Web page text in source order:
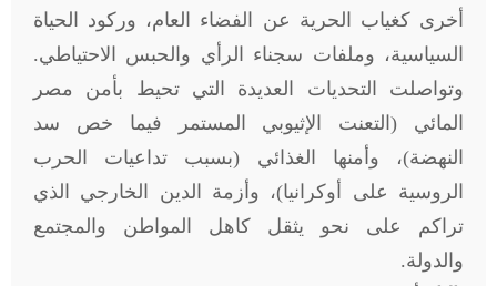
أخرى كغياب الحرية عن الفضاء العام، وركود الحياة
السياسية، وملفات سجناء الرأي والحبس الاحتياطي.
وتواصلت التحديات العديدة التي تحيط بأمن مصر
المائي (التعنت الإثيوبي المستمر فيما خص سد
النهضة)، وأمنها الغذائي (بسبب تداعيات الحرب
الروسية على أوكرانيا)، وأزمة الدين الخارجي الذي
تراكم على نحو يثقل كاهل المواطن والمجتمع
والدولة.